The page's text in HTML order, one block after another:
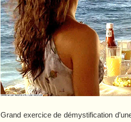
Grand exercice de démystification